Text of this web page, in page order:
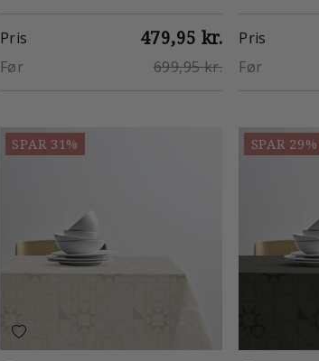
Pris 479,95 kr.
Før 699,95 kr.
Pris
Før
SPAR 31% SPAR 29%